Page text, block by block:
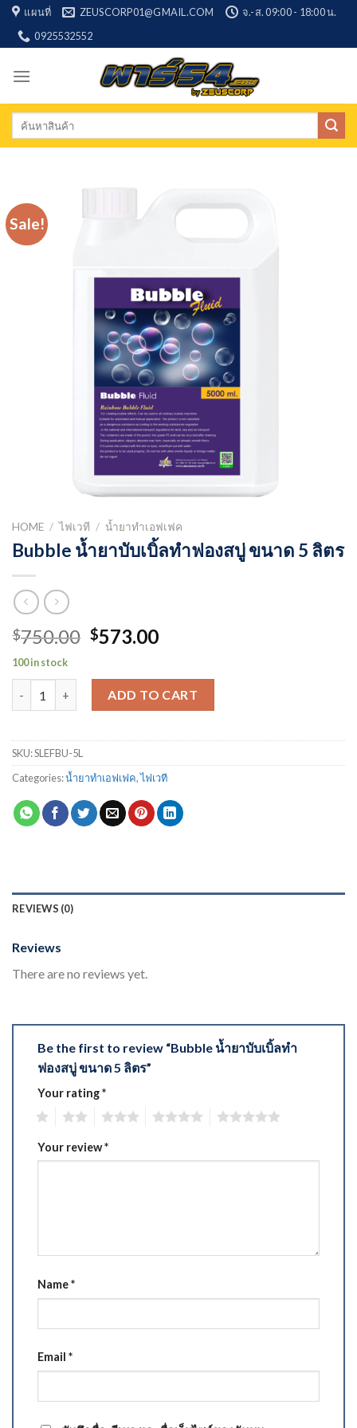
Skip
content
แผนที่ ZEUSCORP01@GMAIL.COM
จ.-ส. 09:00 - 18:00 น.
0925532552
Search
Sale!
HOME / ไฟเวที / น้ำยาทำเอฟเฟค
Bubble น้ำยาบับเบิ้ลทำฟองสบู่ ขนาด 5 ลิตร
$750.00 Original
was:
$750.00.
$573.00Current
is:
$573.00.
100 in stock
ADD TO CART
SKU:SLEFBU-5L
Categories:น้ำยาทำเอฟเฟค,ไฟเวที
REVIEWS (0)
Reviews
There are no reviews yet.
Be the first to review “Bubble น้ำยาบับเบิ้ลทำ
ฟองสบู่ ขนาด 5 ลิตร”
Your rating*
Your review*
Name*
Email *